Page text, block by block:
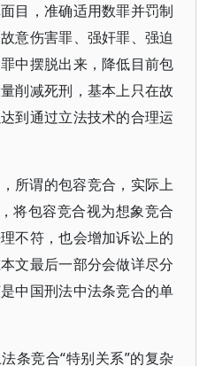
目，准确适用数罪并罚制
意伤害罪、强奸罪、强迫
中摆脱出来，降低目前包
削减死刑，基本上只在故
到通过立法技术的合理运
所谓的包容竞合，实际上
将包容竞合视为想象竞合
不符，也会增加诉讼上的
文最后一部分会做详尽分
中国刑法中法条竞合的单
条竞合“特别关系”的复杂